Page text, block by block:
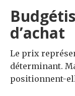
d’achat
Le prix
déterminant.
positionnent-